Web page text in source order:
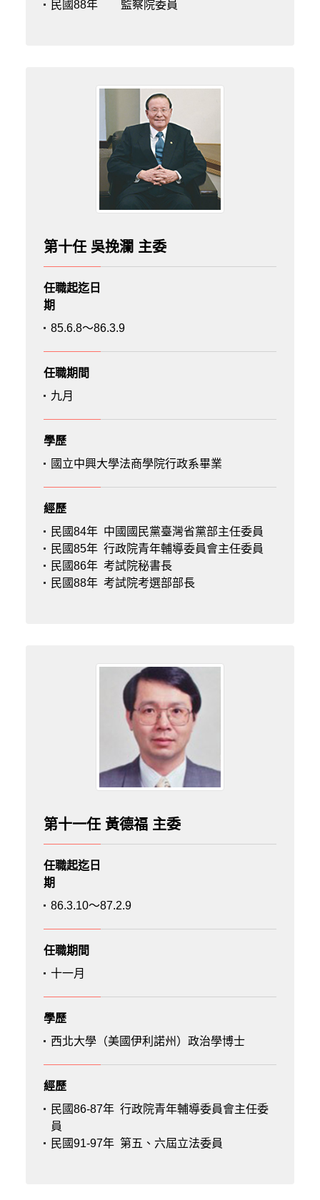
民國88年 監察院委員
第十任 吳挽瀾 主委
任職起迄日
期
85.6.8～86.3.9
任職期間
九月
學歷
國立中興大學法商學院行政系畢業
經歷
民國84年 中國國民黨臺灣省黨部主任委員
民國85年 行政院青年輔導委員會主任委員
民國86年 考試院秘書長
民國88年 考試院考選部部長
第十一任 黃德福 主委
任職起迄日
期
86.3.10～87.2.9
任職期間
十一月
學歷
西北大學（美國伊利諾州）政治學博士
經歷
民國86-87年 行政院青年輔導委員會主任委
員
民國91-97年 第五、六屆立法委員